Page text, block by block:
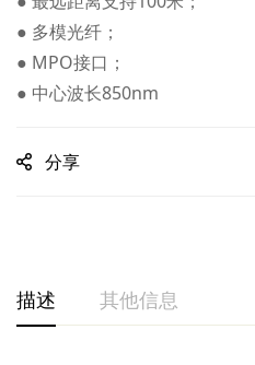
● 多模光纤；
● MPO接口；
● 中心波长850nm
分享
描述 其他信息